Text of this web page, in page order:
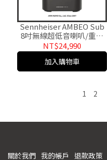
Sennheiser AMBEO Sub
8吋無線超低音喇叭/重低
音喇叭/揚聲器.台灣公司貨
醉音影音生活
NT$24,990
加入購物車
1 2
關於我們 我的帳戶 退款政策